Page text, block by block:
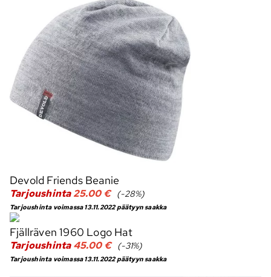
Devold Friends Beanie
Tarjoushinta25.00 € (-28%)
Tarjoushinta voimassa 13.11.2022 päätyyn saakka
Fjällräven 1960 Logo Hat
Tarjoushinta45.00 € (-31%)
Tarjoushinta voimassa 13.11.2022 päätyyn saakka